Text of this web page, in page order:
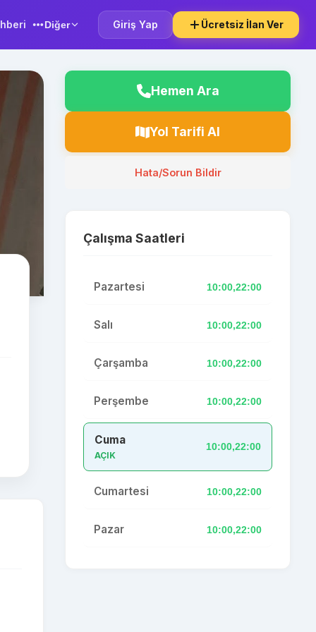
Diğer Giriş Yap Ücretsiz İlan Ver
Hemen Ara
Yol Tarifi Al
Hata/Sorun Bildir
Çalışma Saatleri
Pazartesi 10:00,22:00
Salı 10:00,22:00
Çarşamba 10:00,22:00
Perşembe 10:00,22:00
Cuma
AÇIK
10:00,22:00
Cumartesi 10:00,22:00
Pazar 10:00,22:00